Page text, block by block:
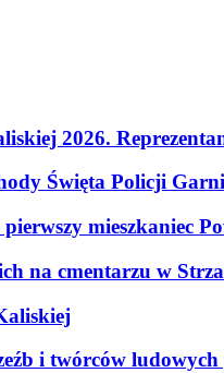
2026.
Święta Policji
mieszkaniec
na cmentarzu w
i twórców